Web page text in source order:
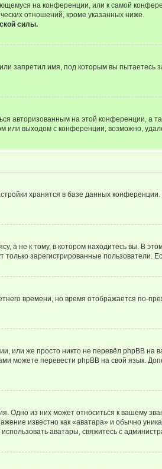
на конференции, или к самой
отношений, кроме указанных ниже.
силы.
запретил имя, под которым вы пытаетесь
авторизованным на этой конференции, а
или выходом с конференции, возможно,
хранятся в базе данных
а не к тому, в котором находитесь вы. В
только зарегистрированные пользователи.
времени, но время отображается по-
или же просто никто не перевёл phpBB
можете перевести phpBB на свой язык.
Одно из них может относиться к вашему
известно как «аватара» и обычно
аватары, свяжитесь с